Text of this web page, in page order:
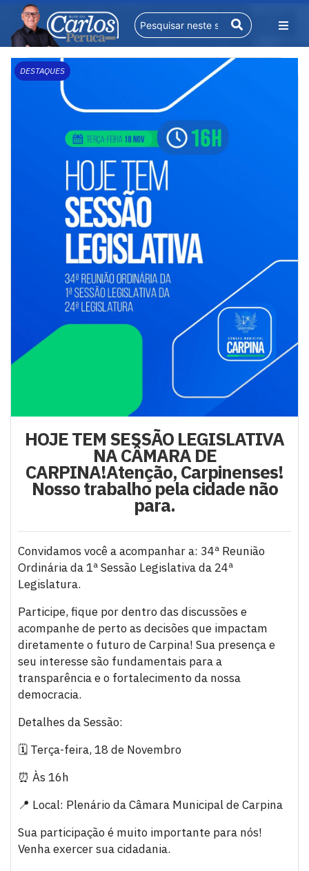
DESTAQUES
HOJE TEM SESSÃO LEGISLATIVA
NA CÂMARA DE
CARPINA!Atenção, Carpinenses!
Nosso trabalho pela cidade não
para.
Convidamos você a acompanhar a: 34ª Reunião
Ordinária da 1ª Sessão Legislativa da 24ª
Legislatura.
Participe, fique por dentro das discussões e
acompanhe de perto as decisões que impactam
diretamente o futuro de Carpina! Sua presença e
seu interesse são fundamentais para a
transparência e o fortalecimento da nossa
democracia.
Detalhes da Sessão:
🗓️ Terça-feira, 18 de Novembro
⏰ Às 16h
📍 Local: Plenário da Câmara Municipal de Carpina
Sua participação é muito importante para nós!
Venha exercer sua cidadania.